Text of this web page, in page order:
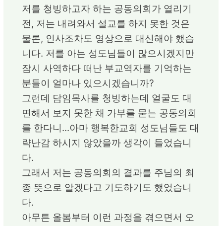
저를 청빙하고자 하는 공동의회가 열리기
전, 저는 내려와서 설교를 하지 못한 것은
물론, 인사조차도 영상으로 대신해야 했습
니다. 저를 아는 성도님들이 많으시겠지만
잠시 사역하다 떠난 부교역자를 기억하는
분들이 얼마나 있으시겠습니까?
그런데 담임목사를 청빙하는데 얼굴도 대
면해서 보지 못한 채 가부를 묻는 공동의회
를 한다니...아마 행복한교회 성도님들도 대
략난감 하시지 않았을까 생각이 들었습니
다.
그래서 저는 공동의회의 결과를 주님의 최
종 뜻으로 알겠다고 기도하기도 했었습니
다.
아무튼 올봄부터 이런 과정을 겪으면서 오